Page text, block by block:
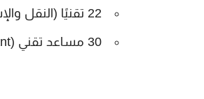
22 تقنيًا (النقل والإسعاف الصحي).
30 مساعد تقني (Aide-soignant